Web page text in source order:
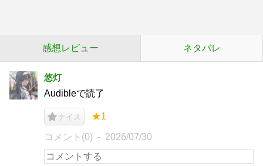
感想レビュー ネタバレ
悠灯
Audibleで読了
ナイス ★1
コメント(0) 2026/07/30